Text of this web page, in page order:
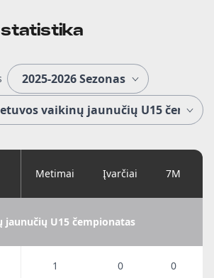
statistika
Metimai Įvarčiai 7M
jaunučių U15 čempionatas
1 0 0